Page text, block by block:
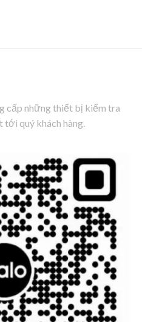
cấp những thiết bị kiểm tra
quý khách hàng.